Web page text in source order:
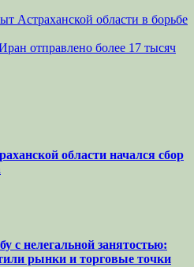
Астраханской области в борьбе
отправлено более 17 тысяч
области начался сбор
с нелегальной занятостью:
рынки и торговые точки